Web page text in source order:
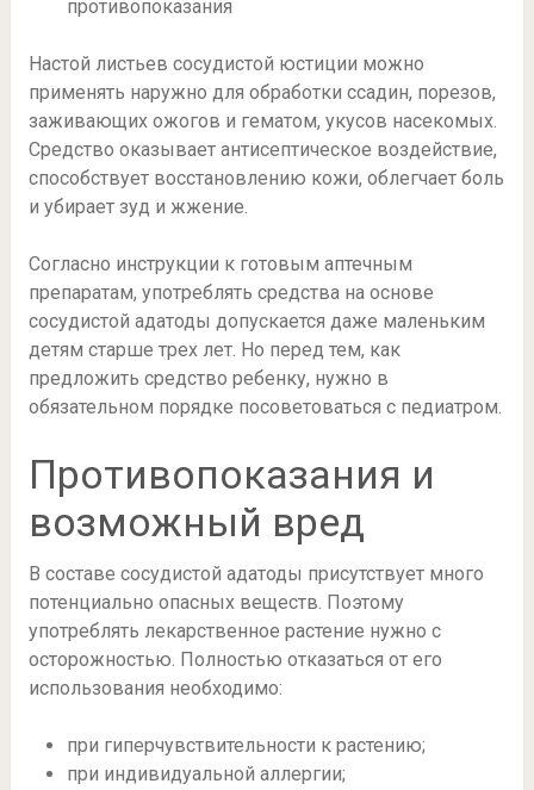
Настой листьев сосудистой юстиции можно
применять наружно для обработки ссадин, порезов,
заживающих ожогов и гематом, укусов насекомых.
Средство оказывает антисептическое воздействие,
способствует восстановлению кожи, облегчает боль
и убирает зуд и жжение.
Согласно инструкции к готовым аптечным
препаратам, употреблять средства на основе
сосудистой адатоды допускается даже маленьким
детям старше трех лет. Но перед тем, как
предложить средство ребенку, нужно в
обязательном порядке посоветоваться с педиатром.
Противопоказания и
возможный вред
В составе сосудистой адатоды присутствует много
потенциально опасных веществ. Поэтому
употреблять лекарственное растение нужно с
осторожностью. Полностью отказаться от его
использования необходимо:
при гиперчувствительности к растению;
при индивидуальной аллергии;